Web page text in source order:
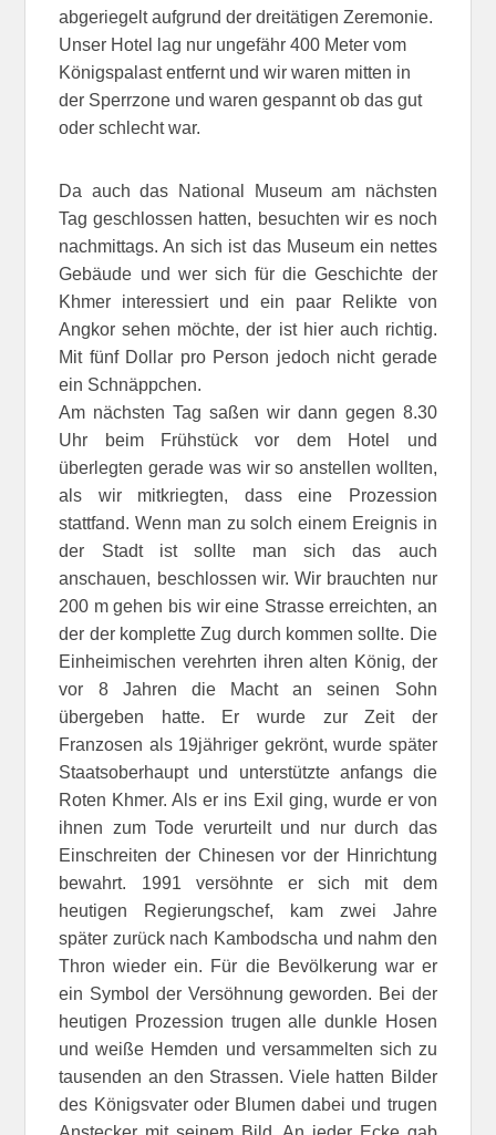
abgeriegelt aufgrund der dreitätigen Zeremonie.
Unser Hotel lag nur ungefähr 400 Meter vom
Königspalast entfernt und wir waren mitten in
der Sperrzone und waren gespannt ob das gut
oder schlecht war.
Da auch das National Museum am nächsten
Tag geschlossen hatten, besuchten wir es noch
nachmittags. An sich ist das Museum ein nettes
Gebäude und wer sich für die Geschichte der
Khmer interessiert und ein paar Relikte von
Angkor sehen möchte, der ist hier auch richtig.
Mit fünf Dollar pro Person jedoch nicht gerade
ein Schnäppchen.
Am nächsten Tag saßen wir dann gegen 8.30
Uhr beim Frühstück vor dem Hotel und
überlegten gerade was wir so anstellen wollten,
als wir mitkriegten, dass eine Prozession
stattfand. Wenn man zu solch einem Ereignis in
der Stadt ist sollte man sich das auch
anschauen, beschlossen wir. Wir brauchten nur
200 m gehen bis wir eine Strasse erreichten, an
der der komplette Zug durch kommen sollte. Die
Einheimischen verehrten ihren alten König, der
vor 8 Jahren die Macht an seinen Sohn
übergeben hatte. Er wurde zur Zeit der
Franzosen als 19jähriger gekrönt, wurde später
Staatsoberhaupt und unterstützte anfangs die
Roten Khmer. Als er ins Exil ging, wurde er von
ihnen zum Tode verurteilt und nur durch das
Einschreiten der Chinesen vor der Hinrichtung
bewahrt. 1991 versöhnte er sich mit dem
heutigen Regierungschef, kam zwei Jahre
später zurück nach Kambodscha und nahm den
Thron wieder ein. Für die Bevölkerung war er
ein Symbol der Versöhnung geworden. Bei der
heutigen Prozession trugen alle dunkle Hosen
und weiße Hemden und versammelten sich zu
tausenden an den Strassen. Viele hatten Bilder
des Königsvater oder Blumen dabei und trugen